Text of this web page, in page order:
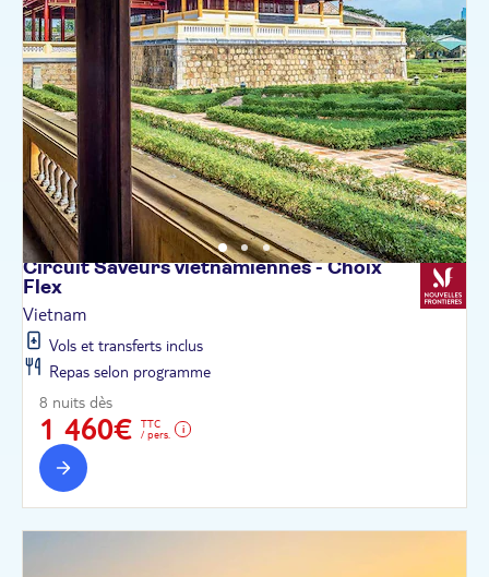
Circuit Saveurs vietnamiennes - Choix
Flex
Vietnam
Vols et transferts inclus
Repas selon programme
8 nuits dès
1 460€
TTC
/ pers.